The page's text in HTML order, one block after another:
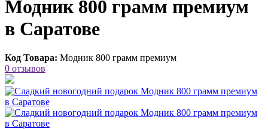
Модник 800 грамм премиум
в Саратове
Код Товара: Модник 800 грамм премиум
0 отзывов